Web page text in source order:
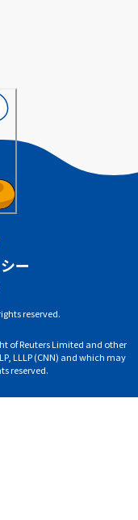
ー
reserved.
of Reuters Limited and other
LLLP (CNN) and which may
reserved.